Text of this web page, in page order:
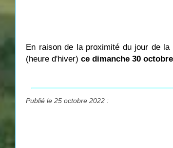
En raison de la proximité du jour de
(heure d'hiver) ce dimanche 30
Publié le 25 octobre 2022 :